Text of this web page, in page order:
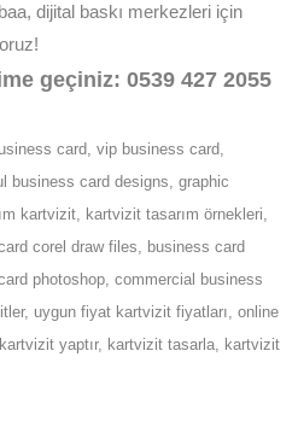
dijital baskı merkezleri için
geçiniz: 0539 427 2055
card, vip business card,
business card designs, graphic
kartvizit, kartvizit tasarım örnekleri,
corel draw files, business card
photoshop, commercial business
uygun fiyat kartvizit fiyatları, online
yaptır, kartvizit tasarla, kartvizit